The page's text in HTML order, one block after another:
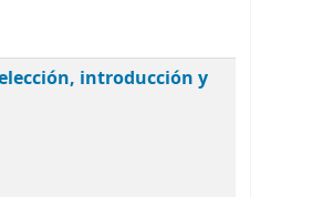
introducción y